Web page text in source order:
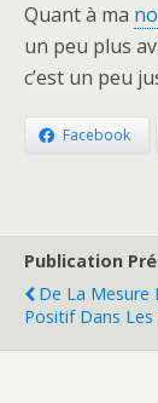
Quant à ma
un peu plus
c’est un peu
Facebook
Publication
De La Mesure
Positif Dans Les